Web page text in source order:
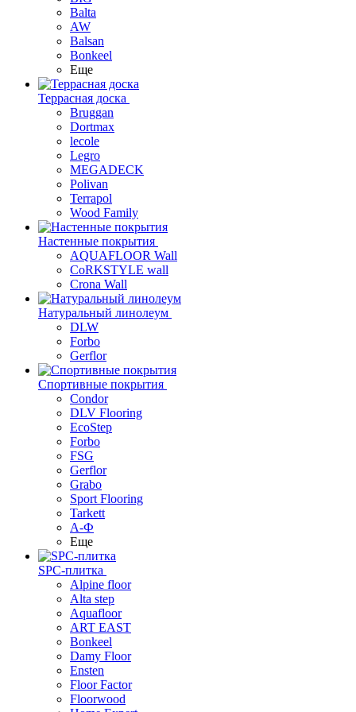
Balta
AW
Balsan
Bonkeel
Еще
Террасная доска
Bruggan
Dortmax
lecole
Legro
MEGADECK
Polivan
Terrapol
Wood Family
Настенные покрытия
AQUAFLOOR Wall
CoRKSTYLE wall
Crona Wall
Натуральный линолеум
DLW
Forbo
Gerflor
Спортивные покрытия
Condor
DLV Flooring
EcoStep
Forbo
FSG
Gerflor
Grabo
Sport Flooring
Tarkett
А-Ф
Еще
SPC-плитка
Alpine floor
Alta step
Aquafloor
ART EAST
Bonkeel
Damy Floor
Ensten
Floor Factor
Floorwood